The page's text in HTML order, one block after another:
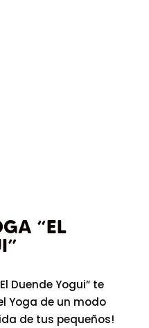
“EL
Duende Yogui” te
Yoga de un modo
de tus pequeños!